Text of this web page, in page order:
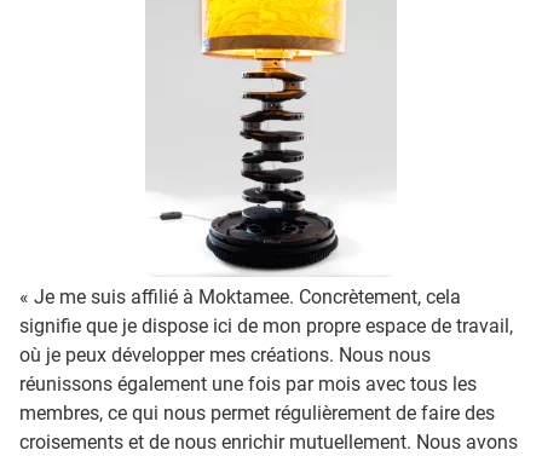
« Je me suis affilié à Moktamee. Concrètement, cela
signifie que je dispose ici de mon propre espace de travail,
où je peux développer mes créations. Nous nous
réunissons également une fois par mois avec tous les
membres, ce qui nous permet régulièrement de faire des
croisements et de nous enrichir mutuellement. Nous avons